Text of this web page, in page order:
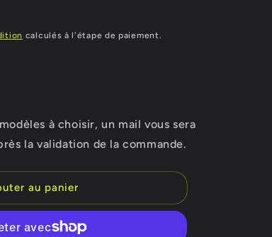
calculés à l'étape de paiement.
à choisir, un mail vous sera
la validation de la commande.
au panier